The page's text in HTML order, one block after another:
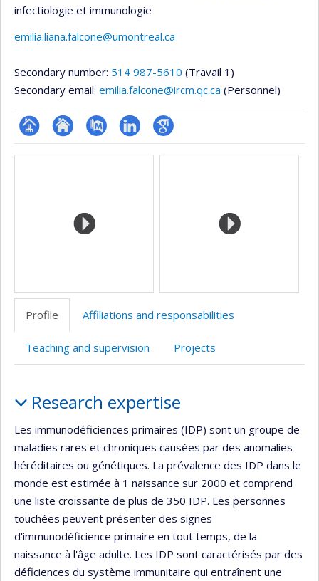
infectiologie et immunologie
emilia.liana.falcone@umontreal.ca
Secondary number: 514 987-5610 (Travail 1)
Secondary email: emilia.falcone@ircm.qc.ca (Personnel)
Page Site
recherche
PubMedLinkedInGoogle
Media
Profile Affiliations and responsabilities
Teaching and supervision Projects
Research expertise
Les immunodéficiences primaires (IDP) sont un groupe de
maladies rares et chroniques causées par des anomalies
héréditaires ou génétiques. La prévalence des IDP dans le
monde est estimée à 1 naissance sur 2000 et comprend
une liste croissante de plus de 350 IDP. Les personnes
touchées peuvent présenter des signes
d'immunodéficience primaire en tout temps, de la
naissance à l'âge adulte. Les IDP sont caractérisés par des
déficiences du système immunitaire qui entraînent une